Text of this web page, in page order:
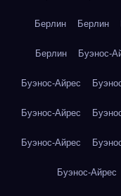
Берлин Берлин
Берлин Буэнос-
Буэнос-Айрес
Буэнос-Айрес
Буэнос-Айрес
Буэнос-Айрес